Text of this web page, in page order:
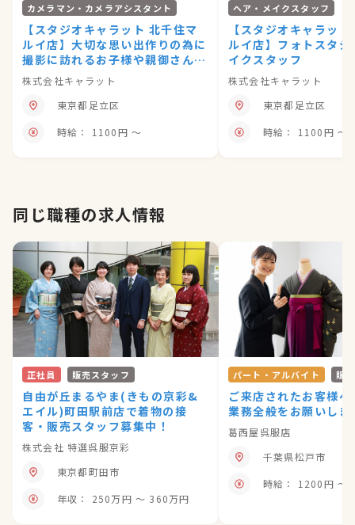
カメラマン・カメラアシスタント
【スタジオキャラット 北千住マ
ルイ店】大切な思い出作りの為に
撮影に訪れるお子様や親御さん
と、会話を楽しみながら写真撮影
をお願いします
株式会社キャラット
東京都足立区
時給： 1100円 〜
ヘア・メイクスタッフ
【スタジオキャラッ
ルイ店】フォトスタ
イクスタッフ
株式会社キャラット
東京都足立区
時給： 1100円 〜
同じ職種の求人情報
正社員 販売スタッフ
自由が丘まるやま(きもの京彩&
エイル)町田駅前店で着物の接
客・販売スタッフ募集中！
株式会社 特選呉服京彩
東京都町田市
年収： 250万円 〜 360万円
パート・アルバイト 販
ご来店されたお客様
業務全般をお願いしま
葛西屋呉服店
千葉県松戸市